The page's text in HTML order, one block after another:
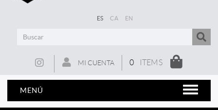
ES CA EN
0 ITEMS
MI CUENTA
MENÚ